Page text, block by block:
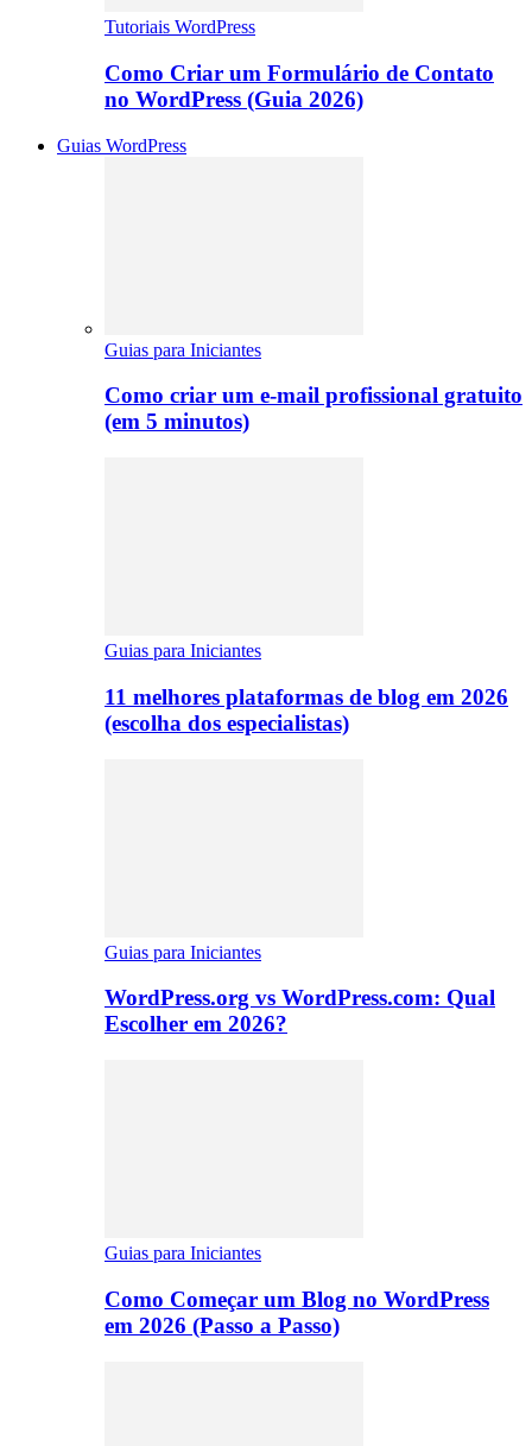
Tutoriais WordPress
Como Criar um Formulário de Contato
no WordPress (Guia 2026)
Guias WordPress
Guias para Iniciantes
Como criar um e-mail profissional gratuito
(em 5 minutos)
Guias para Iniciantes
11 melhores plataformas de blog em 2026
(escolha dos especialistas)
Guias para Iniciantes
WordPress.org vs WordPress.com: Qual
Escolher em 2026?
Guias para Iniciantes
Como Começar um Blog no WordPress
em 2026 (Passo a Passo)